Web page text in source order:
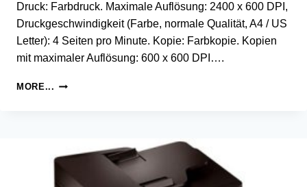
Druck: Farbdruck. Maximale Auflösung: 2400 x 600 DPI,
Druckgeschwindigkeit (Farbe, normale Qualität, A4 / US
Letter): 4 Seiten pro Minute. Kopie: Farbkopie. Kopien
mit maximaler Auflösung: 600 x 600 DPI….
MORE... SAMSUNG
LASER
MULTIFUNCTION
PILOTE